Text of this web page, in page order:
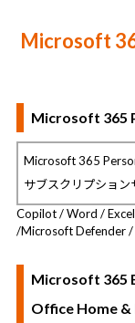
Microsoft
Microsoft 365
Microsoft 365
サブスクリプショ
Copilot / Word /
/Microsoft Defender
Microsoft 365
Office Home &